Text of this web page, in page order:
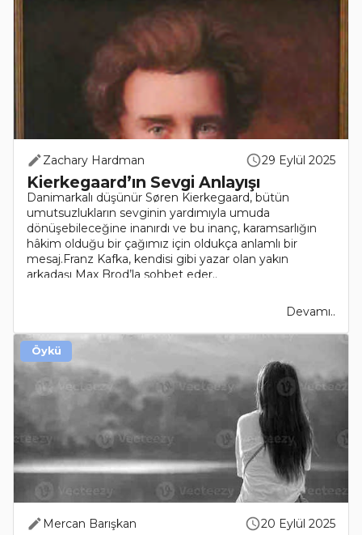
Zachary Hardman 29 Eylül 2025
Kierkegaard’ın Sevgi Anlayışı
Danimarkalı düşünür Søren Kierkegaard, bütün
umutsuzlukların sevginin yardımıyla umuda
dönüşebileceğine inanırdı ve bu inanç, karamsarlığın
hâkim olduğu bir çağımız için oldukça anlamlı bir
mesaj.Franz Kafka, kendisi gibi yazar olan yakın
arkadaşı Max Brod’la sohbet eder..
Devamı..
Mercan Barışkan 20 Eylül 2025
Öykü